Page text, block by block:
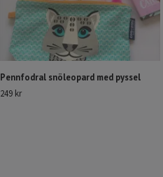
Pennfodral snöleopard med pyssel
249 kr